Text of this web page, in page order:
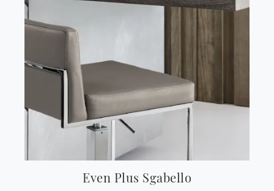
Even Plus Sgabello